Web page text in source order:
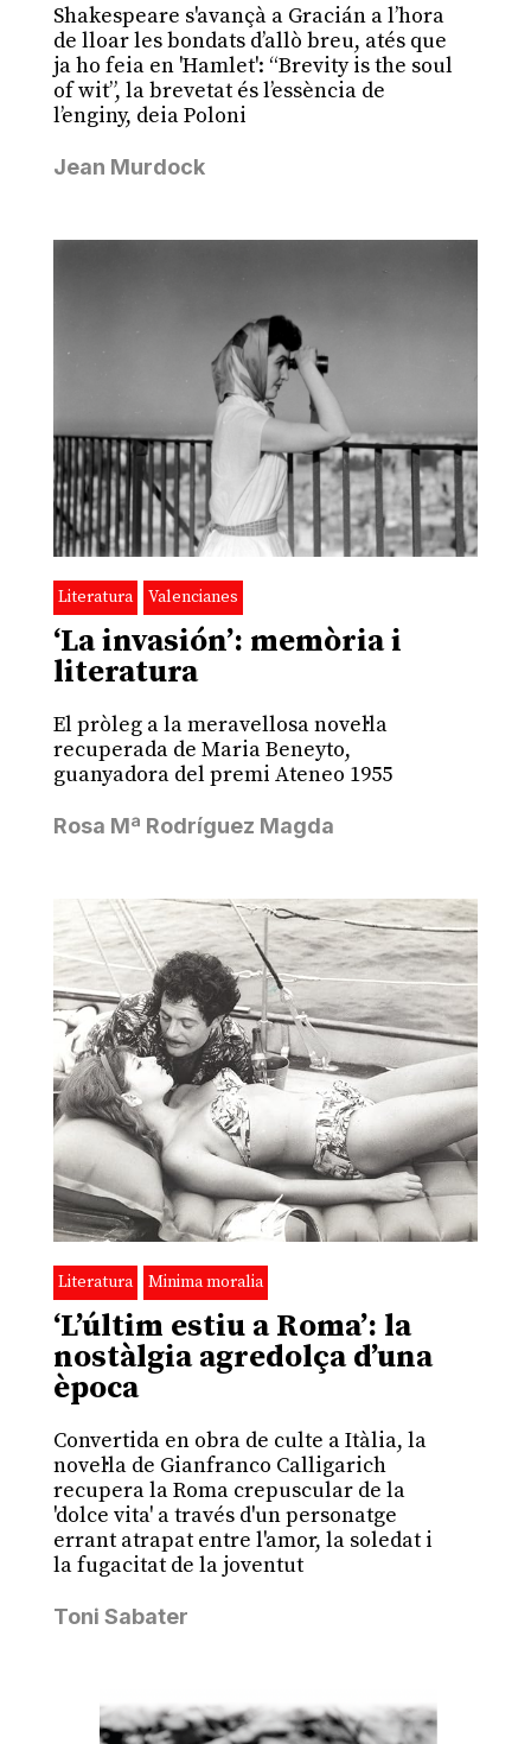
Shakespeare s'avançà a Gracián a l’hora
de lloar les bondats d’allò breu, atés que
ja ho feia en 'Hamlet': “Brevity is the soul
of wit”, la brevetat és l’essència de
l’enginy, deia Poloni
Jean Murdock
Literatura Valencianes
‘La invasión’: memòria i
literatura
El pròleg a la meravellosa novel·la
recuperada de Maria Beneyto,
guanyadora del premi Ateneo 1955
Rosa Mª Rodríguez Magda
Literatura Minima moralia
‘L’últim estiu a Roma’: la
nostàlgia agredolça d’una
època
Convertida en obra de culte a Itàlia, la
novel·la de Gianfranco Calligarich
recupera la Roma crepuscular de la
'dolce vita' a través d'un personatge
errant atrapat entre l'amor, la soledat i
la fugacitat de la joventut
Toni Sabater